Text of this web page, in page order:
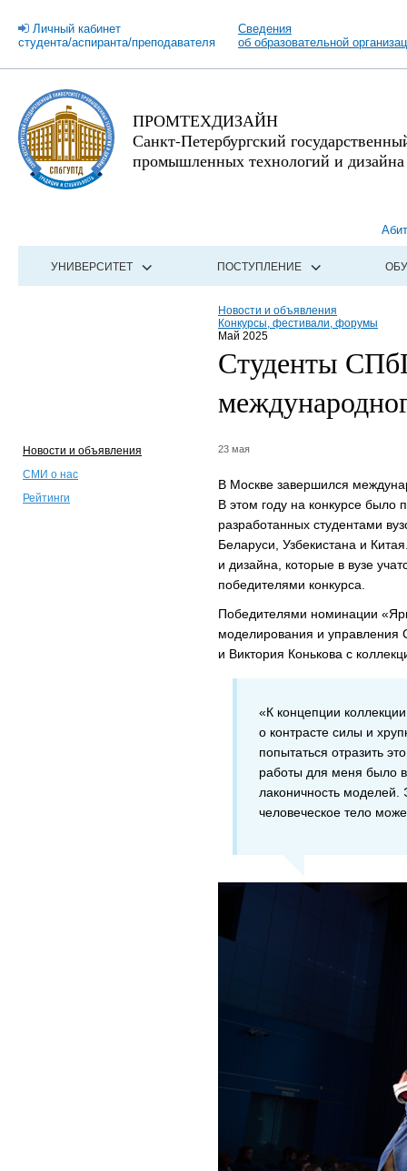
Личный кабинет
студента/аспиранта/преподавателя
Сведения
об образовательной
ПРОМТЕХДИЗАЙН
Санкт-Петербургский
промышленных технологий и дизайна
УНИВЕРСИТЕТ ПОСТУПЛЕНИЕ
Новости и объявления
Конкурсы, фестивали, форумы
Май 2025
Студенты
Новости и объявления
СМИ о нас
Рейтинги
23 мая
В Москве завершился
В этом году на конкурсе было
разработанных студентами
Беларуси, Узбекистана и
и дизайна, которые в вузе
победителями конкурса.
Победителями номинации
моделирования и управления
и Виктория Конькова с
«К концепции
о контрасте силы и
попытаться отразить
работы для меня было
лаконичность моделей.
человеческое тело